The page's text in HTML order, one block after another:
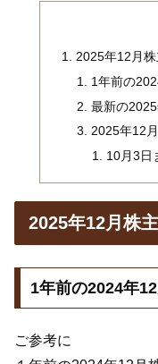
2025年12月
1年前の
最新の
2025年12
10月3日
2025年12月株
1年前の2024年
ご参考に